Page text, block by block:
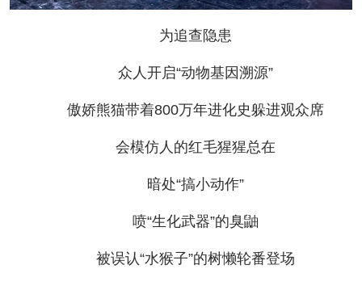
为追查隐患
众人开启“动物基因溯源”
傲娇熊猫带着800万年进化史躲进观众席
会模仿人的红毛猩猩总在
暗处“搞小动作”
喷“生化武器”的臭鼬
被误认“水猴子”的树懒轮番登场